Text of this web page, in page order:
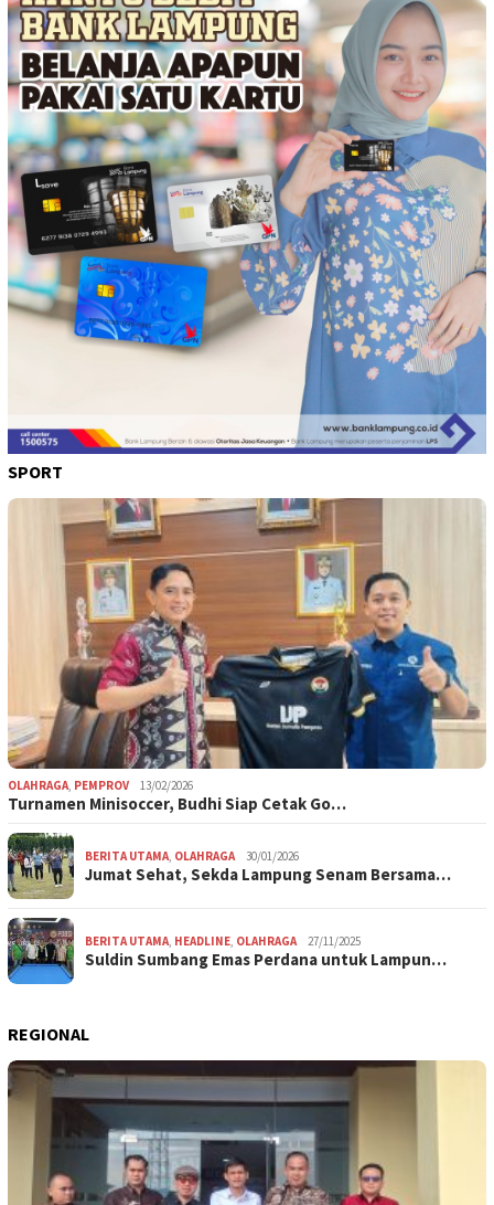
SPORT
OLAHRAGA, PEMPROV 13/02/2026
Turnamen Minisoccer, Budhi Siap Cetak Go…
BERITA UTAMA, OLAHRAGA 30/01/2026
Jumat Sehat, Sekda Lampung Senam Bersama…
BERITA UTAMA, HEADLINE, OLAHRAGA 27/11/2025
Suldin Sumbang Emas Perdana untuk Lampun…
REGIONAL